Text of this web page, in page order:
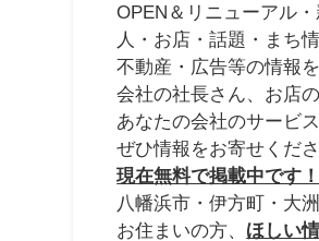
OPEN＆リニューアル
人・お店・話題・まち
不動産・広告等の情報
会社の社長さん、お店の
あなたの会社のサービ
ぜひ情報をお寄せくださ
現在無料で掲載中です！
八幡浜市・伊方町・大
お住まいの方、 ほしい